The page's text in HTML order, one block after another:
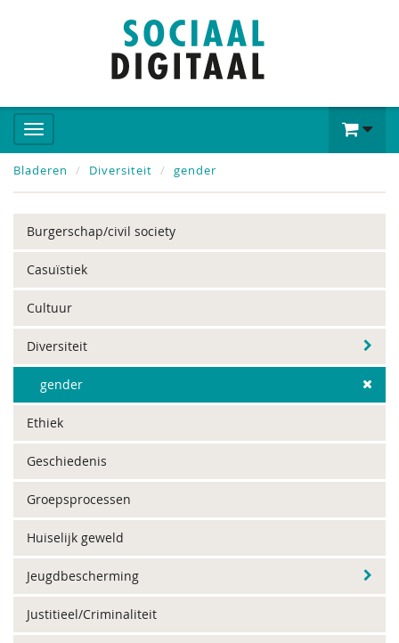
Bladeren Diversiteit gender
Burgerschap/civil society
Casuïstiek
Cultuur
Diversiteit
gender
Ethiek
Geschiedenis
Groepsprocessen
Huiselijk geweld
Jeugdbescherming
Justitieel/Criminaliteit